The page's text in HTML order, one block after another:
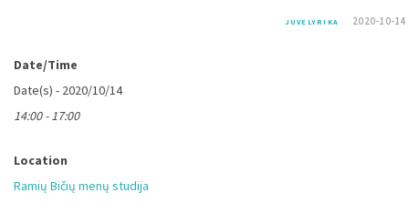
JUVELYRIKA 2020-10-14
Date/Time
Date(s) - 2020/10/14
14:00 - 17:00
Location
Ramių Bičių menų studija